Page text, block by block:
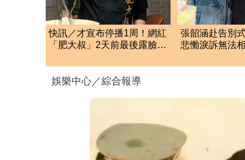
快訊／才宣布停播1周！網紅
「肥大叔」2天前最後露臉驚
張韶涵赴告別
悲慟淚訴無法
娛樂中心／綜合報導